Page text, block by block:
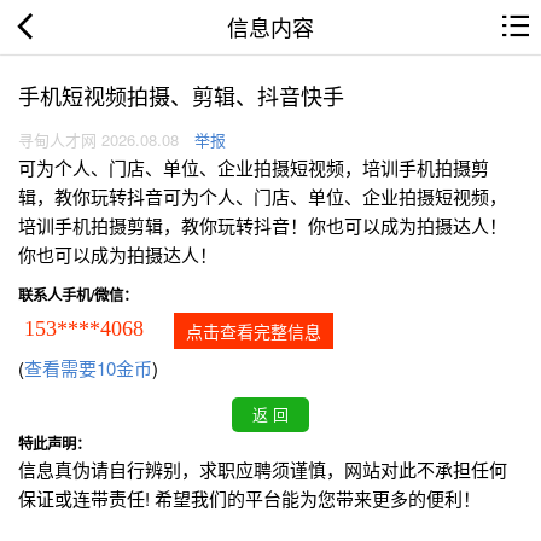
信息内容
手机短视频拍摄、剪辑、抖音快手
寻甸人才网 2026.08.08 举报
可为个人、门店、单位、企业拍摄短视频，培训手机拍摄剪
辑，教你玩转抖音可为个人、门店、单位、企业拍摄短视频，
培训手机拍摄剪辑，教你玩转抖音！你也可以成为拍摄达人！
你也可以成为拍摄达人！
联系人手机/微信：
153****4068 点击查看完整信息
(查看需要10金币)
特此声明：
信息真伪请自行辨别，求职应聘须谨慎，网站对此不承担任何
保证或连带责任! 希望我们的平台能为您带来更多的便利！